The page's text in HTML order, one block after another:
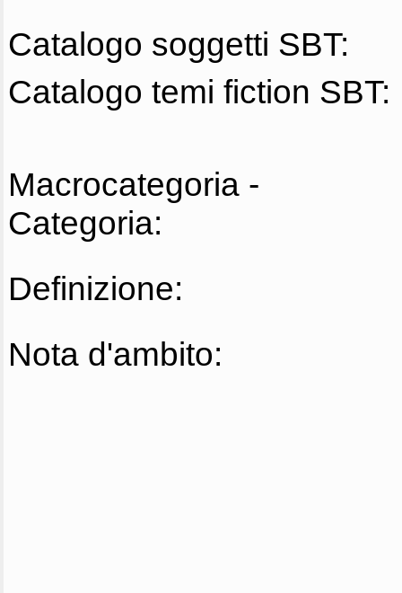
Catalogo soggetti SBT:
Catalogo temi fiction SBT:
Macrocategoria -
Categoria:
Definizione:
Nota d'ambito: